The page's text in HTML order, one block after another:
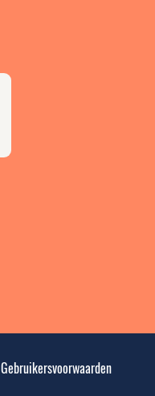
Gebruikersvoorwaarden